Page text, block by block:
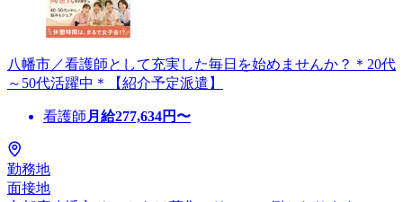
八幡市／看護師として充実した毎日を始めませんか？＊20代
～50代活躍中＊【紹介予定派遣】
看護師 月給277,634円〜
勤務地
面接地